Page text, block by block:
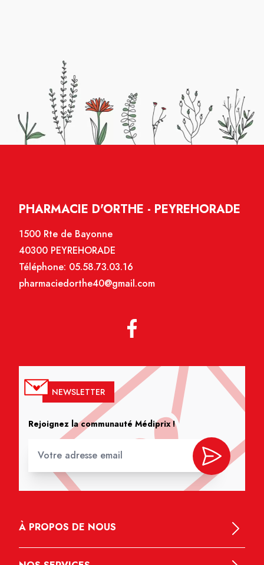
PHARMACIE D'ORTHE - PEYREHORADE
1500 Rte de Bayonne
40300 PEYREHORADE
Téléphone: 05.58.73.03.16
pharmaciedorthe40@gmail.com
NEWSLETTER
Rejoignez la communauté Médiprix !
À PROPOS DE NOUS